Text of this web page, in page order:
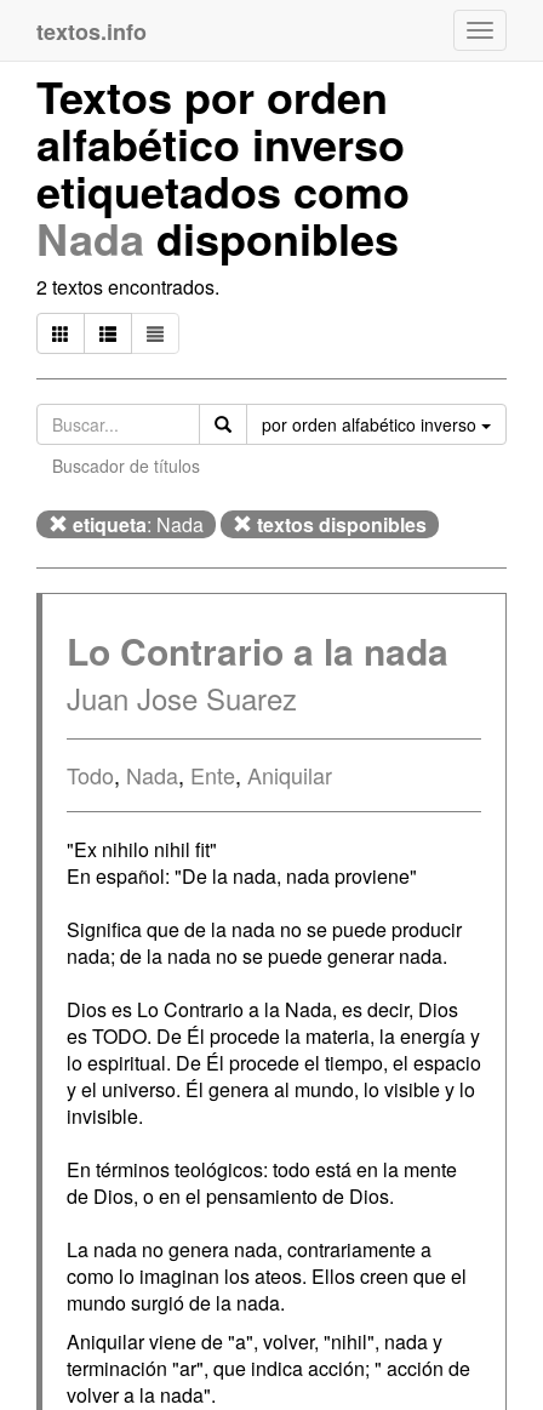
textos.info
Textos por orden
alfabético inverso
etiquetados como
Nada disponibles
2 textos encontrados.
por orden alfabético inverso
Buscador de títulos
etiqueta: Nada textos disponibles
Lo Contrario a la nada
Juan Jose Suarez
Todo, Nada, Ente, Aniquilar
"Ex nihilo nihil fit"
En español: "De la nada, nada proviene"
Significa que de la nada no se puede producir
nada; de la nada no se puede generar nada.
Dios es Lo Contrario a la Nada, es decir, Dios
es TODO. De Él procede la materia, la energía y
lo espiritual. De Él procede el tiempo, el espacio
y el universo. Él genera al mundo, lo visible y lo
invisible.
En términos teológicos: todo está en la mente
de Dios, o en el pensamiento de Dios.
La nada no genera nada, contrariamente a
como lo imaginan los ateos. Ellos creen que el
mundo surgió de la nada.
Aniquilar viene de "a", volver, "nihil", nada y
terminación "ar", que indica acción; " acción de
volver a la nada".